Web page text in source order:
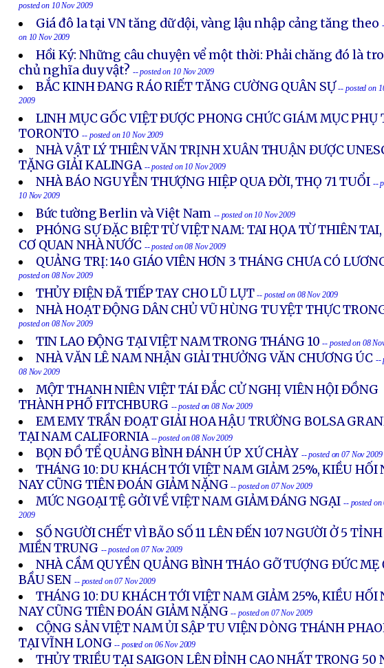
posted on 10 Nov 2009
Giá đô la tại VN tăng dữ dội, vàng lậu nhập cảng tăng theo
on 10 Nov 2009
Hồi Ký: Những câu chuyện vể một thời: Phải chăng đó là
chủ nghĩa duy vật? -- posted on 10 Nov 2009
BẮC KINH ĐANG RÁO RIẾT TĂNG CƯỜNG QUÂN SỰ -- posted on
2009
LINH MỤC GỐC VIỆT ĐƯỢC PHONG CHỨC GIÁM MỤC PHỤ
TORONTO -- posted on 10 Nov 2009
NHÀ VẬT LÝ THIÊN VĂN TRỊNH XUÂN THUẬN ĐƯỢC
TẶNG GIẢI KALINGA -- posted on 10 Nov 2009
NHÀ BÁO NGUYỄN THƯỢNG HIỆP QUA ĐỜI, THỌ 71 TUỔI --
10 Nov 2009
Bức tường Berlin và Việt Nam -- posted on 10 Nov 2009
PHÓNG SỰ ĐẶC BIỆT TỪ VIỆT NAM: TAI HỌA TỪ THIÊN
CƠ QUAN NHÀ NƯỚC -- posted on 08 Nov 2009
QUẢNG TRỊ: 140 GIÁO VIÊN HƠN 3 THÁNG CHƯA CÓ
posted on 08 Nov 2009
THỦY ĐIỆN ĐÃ TIẾP TAY CHO LŨ LỤT -- posted on 08 Nov 2009
NHÀ HOẠT ĐỘNG DÂN CHỦ VŨ HÙNG TUYỆT THỰC
posted on 08 Nov 2009
TIN LAO ĐỘNG TẠI VIỆT NAM TRONG THÁNG 10 -- posted on 08
NHÀ VĂN LÊ NAM NHẬN GIẢI THƯỞNG VĂN CHƯƠNG ÚC --
08 Nov 2009
MỘT THANH NIÊN VIỆT TÁI ĐẮC CỬ NGHỊ VIÊN HỘI ĐỒNG
THÀNH PHỐ FITCHBURG -- posted on 08 Nov 2009
EM EMY TRẦN ĐOẠT GIẢI HOA HẬU TRƯỜNG BOLSA
TẠI NAM CALIFORNIA -- posted on 08 Nov 2009
BỌN ÐỒ TỂ QUẢNG BÌNH ÐÁNH ÚP XỨ CHÀY -- posted on 07 Nov 2009
THÁNG 10: DU KHÁCH TỚI VIỆT NAM GIẢM 25%, KIỀU HỐI
NAY CŨNG TIÊN ĐOÁN GIẢM NẶNG -- posted on 07 Nov 2009
MỨC NGOẠI TỆ GỞI VỀ VIỆT NAM GIẢM ĐÁNG NGẠI -- posted on
2009
SỐ NGƯỜI CHẾT VÌ BÃO SỐ 11 LÊN ĐẾN 107 NGƯỜI Ở 5 TỈNH
MIỀN TRUNG -- posted on 07 Nov 2009
NHÀ CẦM QUYỀN QUẢNG BÌNH THÁO GỠ TƯỢNG ĐỨC MẸ
BẦU SEN -- posted on 07 Nov 2009
THÁNG 10: DU KHÁCH TỚI VIỆT NAM GIẢM 25%, KIỀU HỐI
NAY CŨNG TIÊN ĐOÁN GIẢM NẶNG -- posted on 07 Nov 2009
CỘNG SẢN VIỆT NAM ỦI SẬP TU VIỆN DÒNG THÁNH
TẠI VĨNH LONG -- posted on 06 Nov 2009
THỦY TRIỀU TẠI SAIGON LÊN ĐỈNH CAO NHẤT TRONG 50